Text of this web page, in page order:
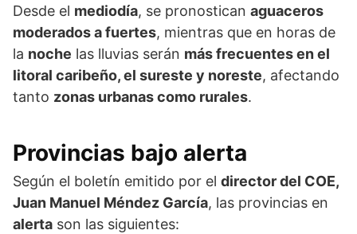
Desde el mediodía, se pronostican aguaceros
moderados a fuertes, mientras que en horas de
la noche las lluvias serán más frecuentes en el
litoral caribeño, el sureste y noreste, afectando
tanto zonas urbanas como rurales.
Provincias bajo alerta
Según el boletín emitido por el director del COE,
Juan Manuel Méndez García, las provincias en
alerta son las siguientes: